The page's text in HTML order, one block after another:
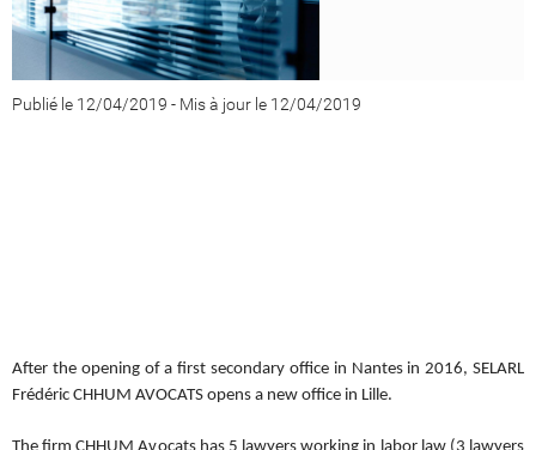
Publié le 12/04/2019 - Mis à jour le 12/04/2019
After the opening of a first secondary office in Nantes in 2016, SELARL
Frédéric CHHUM AVOCATS opens a new office in Lille.